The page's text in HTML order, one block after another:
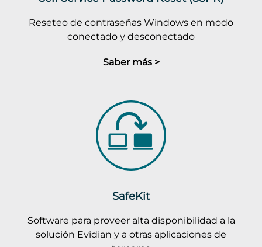
Reseteo de contraseñas Windows en modo
conectado y desconectado
Saber más >
SafeKit
Software para proveer alta disponibilidad a la
solución Evidian y a otras aplicaciones de